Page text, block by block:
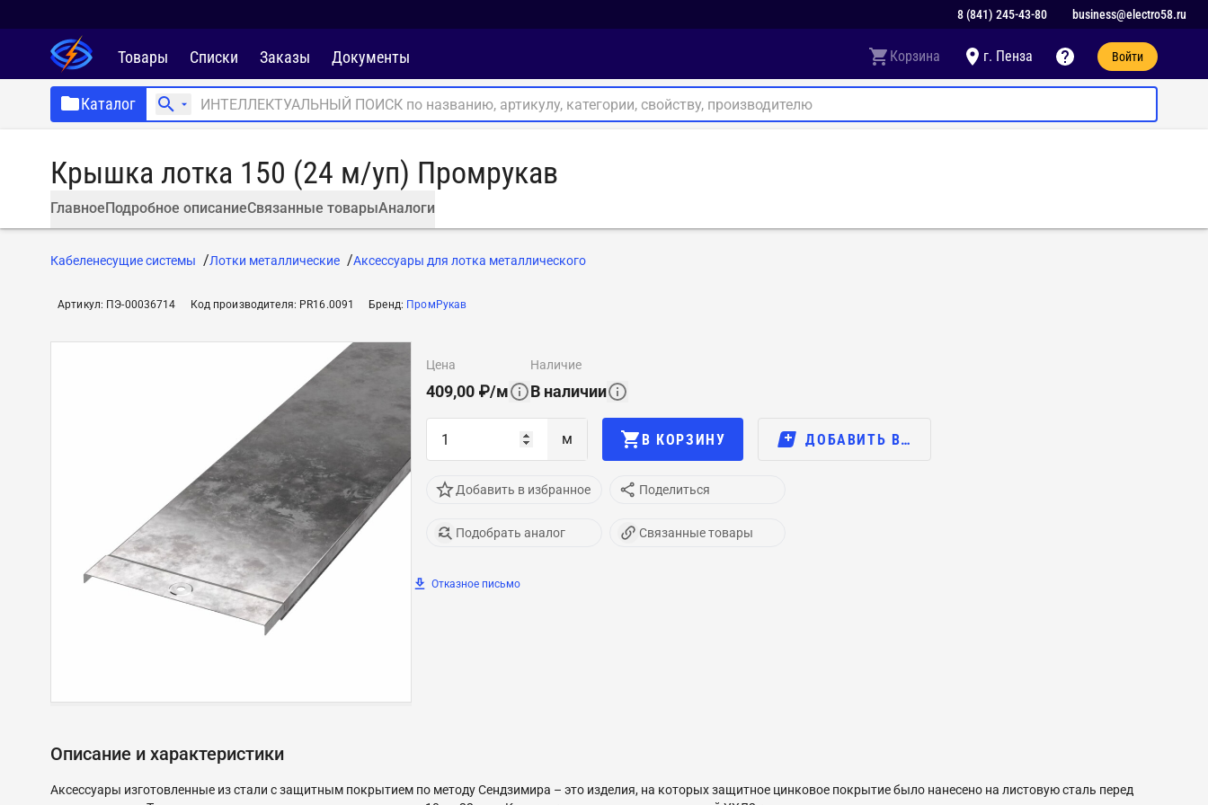
8 (841) 245-43-80 business@electro58.ru
Товары Списки Заказы Документы Корзина г. Пенза Войти
Каталог
Крышка лотка 150 (24 м/уп) Промрукав
ГлавноеПодробное описаниеСвязанные товарыАналоги
Кабеленесущие системы Лотки металлические Аксессуары для лотка металлического
Артикул: ПЭ-00036714 Код производителя: PR16.0091 Бренд: ПромРукав
цена
409,00 ₽/м
наличие
В наличии
м В КОРЗИНУ ДОБАВИТЬ В…
Добавить в избранное Поделиться
Подобрать аналог Связанные товары
Отказное письмо
Описание и характеристики
Аксессуары изготовленные из стали с защитным покрытием по методу Сендзимира – это изделия, на которых защитное цинковое покрытие было нанесено на листовую сталь перед